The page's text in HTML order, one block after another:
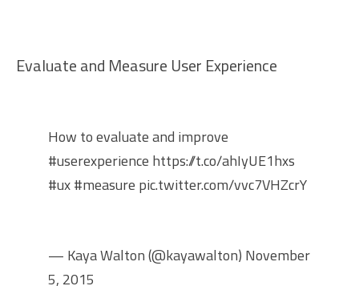
Evaluate and Measure User Experience
How to evaluate and improve
#userexperience https://t.co/ahIyUE1hxs
#ux#measure pic.twitter.com/vvc7VHZcrY
— Kaya Walton (@kayawalton) November
5, 2015